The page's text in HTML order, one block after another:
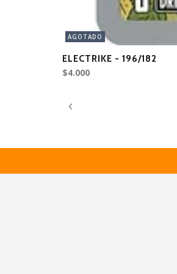
AGOTADO
ELECTRIKE - 196/182
$4.000